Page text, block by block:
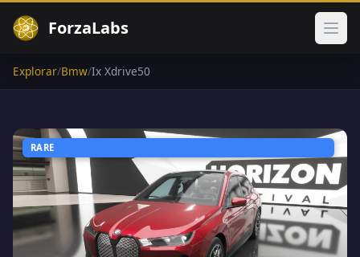
ForzaLabs
Explorar/Bmw/Ix Xdrive50
RARE